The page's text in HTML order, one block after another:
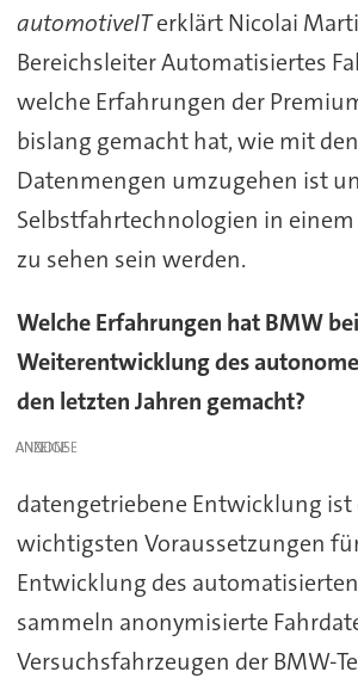
automotiveITerklärt Nicolai
Bereichsleiter Automatisiertes
welche Erfahrungen der
bislang gemacht hat, wie mit
Datenmengen umzugehen ist
Selbstfahrtechnologien in
zu sehen sein werden.
Welche Erfahrungen hat BMW
Weiterentwicklung des
den letzten Jahren gemacht?
ANZEIGE
datengetriebene Entwicklung ist
wichtigsten Voraussetzungen
Entwicklung des
sammeln anonymisierte
Versuchsfahrzeugen der BMW-